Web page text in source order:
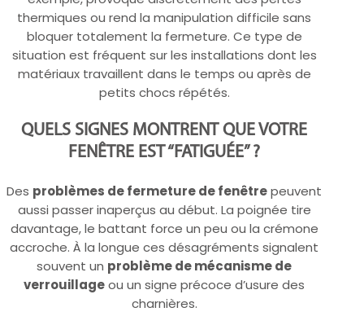
thermiques ou rend la manipulation difficile sans
bloquer totalement la fermeture. Ce type de
situation est fréquent sur les installations dont les
matériaux travaillent dans le temps ou après de
petits chocs répétés.
QUELS SIGNES MONTRENT QUE VOTRE
FENÊTRE EST “FATIGUÉE” ?
Des problèmes de fermeture de fenêtrepeuvent
aussi passer inaperçus au début. La poignée tire
davantage, le battant force un peu ou la crémone
accroche. À la longue ces désagréments signalent
souvent un problème de mécanisme de
verrouillageou un signe précoce d’usure des
charnières.